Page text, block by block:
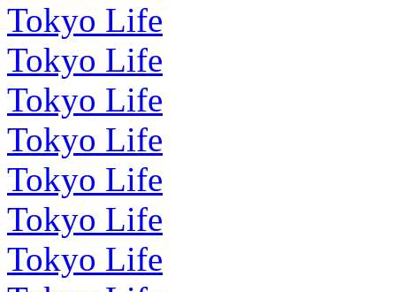
Tokyo Life
Tokyo Life
Tokyo Life
Tokyo Life
Tokyo Life
Tokyo Life
Tokyo Life